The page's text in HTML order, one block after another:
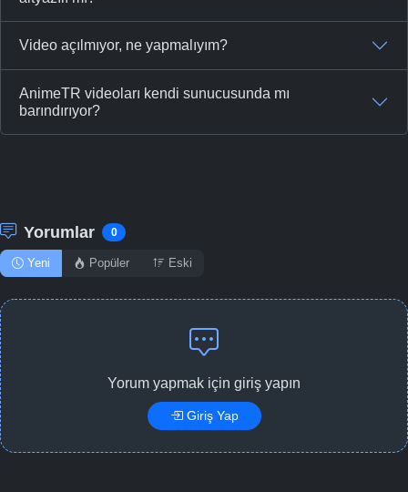
Video açılmıyor, ne yapmalıyım?
AnimeTR videoları kendi sunucusunda mı
barındırıyor?
Yorumlar 0
Yeni Popüler Eski
Yorum yapmak için giriş yapın
Giriş Yap